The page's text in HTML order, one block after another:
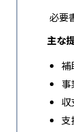
必要
主な
補
事
収
支